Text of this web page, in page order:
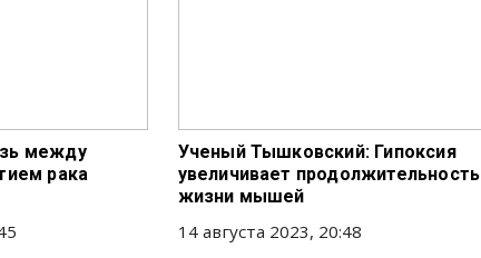
между
рака
Ученый Тышковский: Гипоксия
увеличивает продолжительность
жизни мышей
14 августа 2023, 20:48